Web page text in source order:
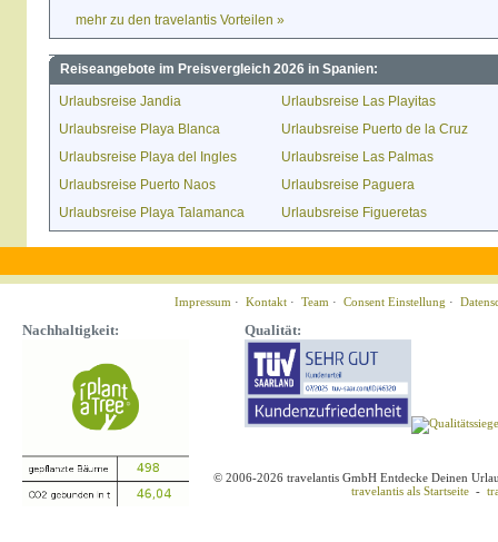
mehr zu den travelantis Vorteilen »
Reiseangebote im Preisvergleich 2026 in Spanien:
Urlaubsreise Jandia
Urlaubsreise Las Playitas
Urlaubsreise Playa Blanca
Urlaubsreise Puerto de la Cruz
Urlaubsreise Playa del Ingles
Urlaubsreise Las Palmas
Urlaubsreise Puerto Naos
Urlaubsreise Paguera
Urlaubsreise Playa Talamanca
Urlaubsreise Figueretas
Impressum · Kontakt · Team · Consent Einstellung ·
Nachhaltigkeit: Qualität:
© 2006-2026 travelantis GmbH Entdecke Deinen
travelantis als Startseite -